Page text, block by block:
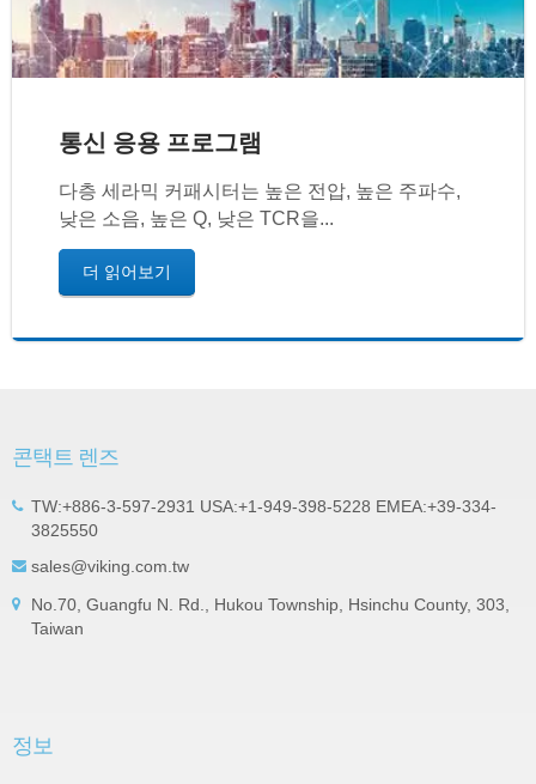
통신 응용 프로그램
다층 세라믹 커패시터는 높은 전압, 높은 주파수,
낮은 소음, 높은 Q, 낮은 TCR을...
더 읽어보기
콘택트 렌즈
TW:+886-3-597-2931 USA:+1-949-398-5228 EMEA:+39-334-
3825550
sales@viking.com.tw
No.70, Guangfu N. Rd., Hukou Township, Hsinchu County, 303,
Taiwan
정보